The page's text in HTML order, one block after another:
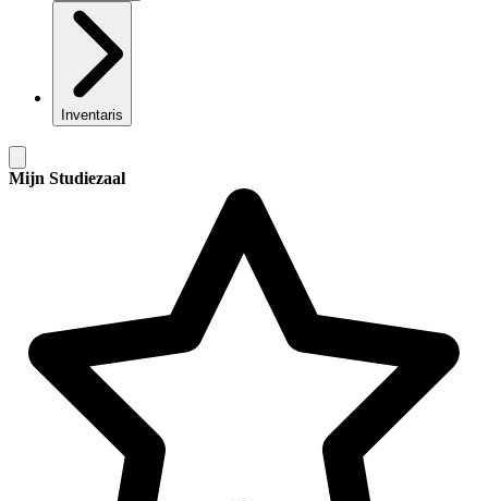
Inventaris
Mijn Studiezaal